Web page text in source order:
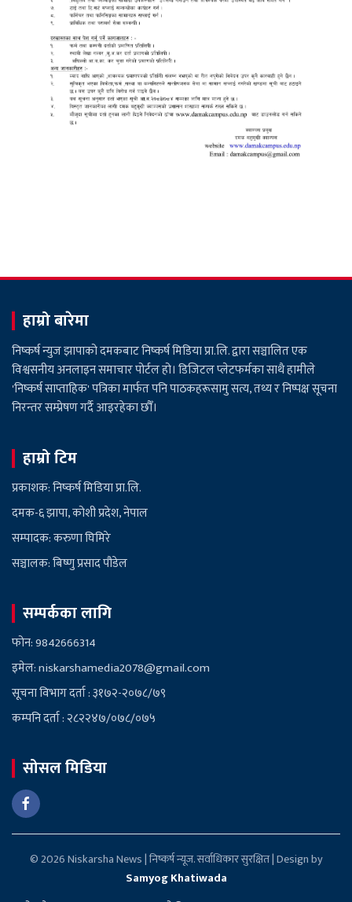
हाम्रो बारेमा
निष्कर्ष न्युज झापाको दमकबाट निष्कर्ष मिडिया प्रा.लि. द्वारा सञ्चालित एक
विश्वसनीय अनलाइन समाचार पोर्टल हो। डिजिटल प्लेटफर्मका साथै हामीले
'निष्कर्ष साप्ताहिक' पत्रिका मार्फत पनि पाठकहरूसामु सत्य, तथ्य र निष्पक्ष सूचना
निरन्तर सम्प्रेषण गर्दै आइरहेका छौँ।
हाम्रो टिम
प्रकाशक: निष्कर्ष मिडिया प्रा.लि.
दमक-६ झापा, कोशी प्रदेश, नेपाल
सम्पादक: करुणा घिमिरे
सञ्चालक: बिष्णु प्रसाद पौडेल
सम्पर्कका लागि
फोन: 9842666314
इमेल: niskarshamedia2078@gmail.com
सूचना विभाग दर्ता : ३१७२-२०७८/७९
कम्पनि दर्ता : २८२२४७/०७८/०७५
सोसल मिडिया
© 2026 Niskarsha News | निष्कर्ष न्यूज. सर्वाधिकार सुरक्षित | Design by
Samyog Khatiwada